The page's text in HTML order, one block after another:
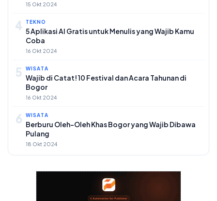
15 Okt 2024
4 TEKNO
5 Aplikasi AI Gratis untuk Menulis yang Wajib Kamu
Coba
16 Okt 2024
5 WISATA
Wajib di Catat! 10 Festival dan Acara Tahunan di
Bogor
16 Okt 2024
6 WISATA
Berburu Oleh-Oleh Khas Bogor yang Wajib Dibawa
Pulang
18 Okt 2024